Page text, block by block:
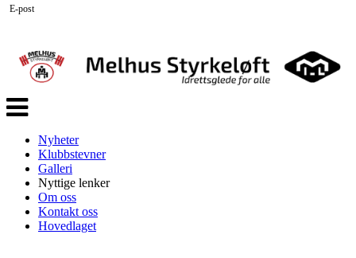
Veksle
navigasjon
Nyheter
Klubbstevner
Galleri
Nyttige lenker
Om oss
Kontakt oss
Hovedlaget
E-post